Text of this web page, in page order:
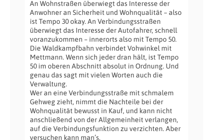
An Wohnstraßen überwiegt das Interesse der
Anwohner an Sicherheit und Wohnqualität – also
ist Tempo 30 okay. An Verbindungsstraßen
überwiegt das Interesse der Autofahrer, schnell
voranzukommen – innerorts also mit Tempo 50.
Die Waldkampfbahn verbindet Vohwinkel mit
Mettmann. Wenn sich jeder dran hält, ist Tempo
50 im oberen Abschnitt absolut in Ordnung. Und
genau das sagt mit vielen Worten auch die
Verwaltung.
Wer an eine Verbindungsstraße mit schmalem
Gehweg zieht, nimmt die Nachteile bei der
Wohnqualität bewusst in Kauf, und kann nicht
anschließend von der Allgemeinheit verlangen,
auf die Verbindungsfunktion zu verzichten. Aber
versuchen kann man’s.